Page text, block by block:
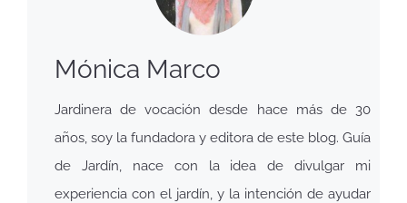
Mónica Marco
Jardinera de vocación desde hace más de 30
años, soy la fundadora y editora de este blog. Guía
de Jardín, nace con la idea de divulgar mi
experiencia con el jardín, y la intención de ayudar